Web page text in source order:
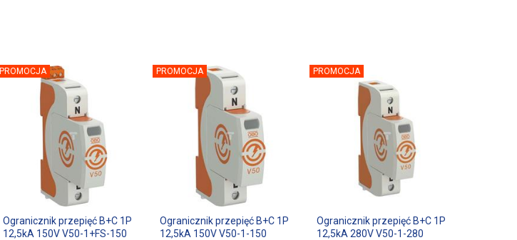
PROMOCJA
Ogranicznik przepięć B+C 1P
12,5kA 150V V50-1+FS-150
PROMOCJA
Ogranicznik przepięć B+C 1P
12,5kA 150V V50-1-150
PROMOCJA
Ogranicznik przepięć B+C 1P
12,5kA 280V V50-1-280